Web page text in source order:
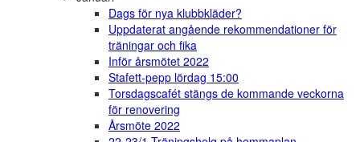
Dags för nya klubbkläder?
Uppdaterat angående rekommendationer för
träningar och fika
Inför årsmötet 2022
Stafett-pepp lördag 15:00
Torsdagscafét stängs de kommande veckorna
för renovering
Årsmöte 2022